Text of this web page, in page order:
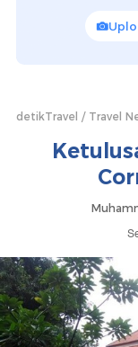
detikTravel Travel